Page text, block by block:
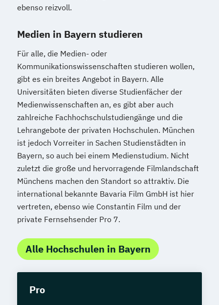
ebenso reizvoll.
Medien in Bayern studieren
Für alle, die Medien- oder
Kommunikationswissenschaften studieren wollen,
gibt es ein breites Angebot in Bayern. Alle
Universitäten bieten diverse Studienfächer der
Medienwissenschaften an, es gibt aber auch
zahlreiche Fachhochschulstudiengänge und die
Lehrangebote der privaten Hochschulen. München
ist jedoch Vorreiter in Sachen Studienstädten in
Bayern, so auch bei einem Medienstudium. Nicht
zuletzt die große und hervorragende Filmlandschaft
Münchens machen den Standort so attraktiv. Die
international bekannte Bavaria Film GmbH ist hier
vertreten, ebenso wie Constantin Film und der
private Fernsehsender Pro 7.
Alle Hochschulen in Bayern
Pro